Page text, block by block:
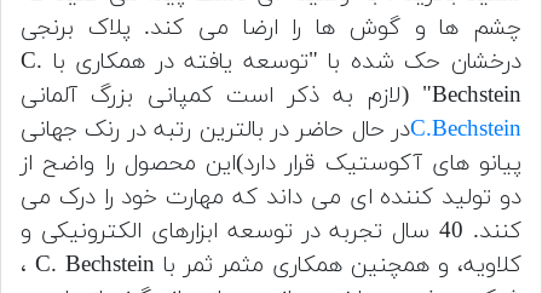
چشم ها و گوش ها را ارضا می کند. پلاک برنجی
درخشان حک شده با "توسعه یافته در همکاری با C.
Bechstein" (لازم به ذکر است کمپانی بزرگ آلمانی
C.Bechsteinدر حال حاضر در بالترین رتبه در رنک جهانی
پیانو های آکوستیک قرار دارد)این محصول را واضح از
دو تولید کننده ای می داند که مهارت خود را درک می
کنند. 40 سال تجربه در توسعه ابزارهای الکترونیکی و
کلاویه، و همچنین همکاری مثمر ثمر با C. Bechstein ،